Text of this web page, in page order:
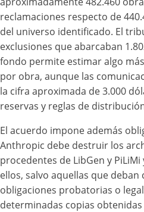
reclamaciones respecto de
del universo identificado. El
exclusiones que abarcaban
fondo permite estimar algo
por obra, aunque las
la cifra aproximada de 3.000
reservas y reglas de
El acuerdo impone además
Anthropic debe destruir los
procedentes de LibGen y
ellos, salvo aquellas que
obligaciones probatorias o
determinadas copias